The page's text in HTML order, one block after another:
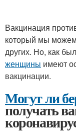
Вакцинация
который мы
других. Но, как
женщины имеют
вакцинации.
Могут ли
получать